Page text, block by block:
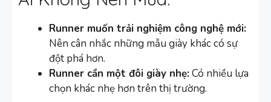
Runner muốn trải nghiệm công nghệ mới:
Nên cân nhắc những mẫu giày khác có sự
đột phá hơn.
Runner cần một đôi giày nhẹ:Có nhiều lựa
chọn khác nhẹ hơn trên thị trường.